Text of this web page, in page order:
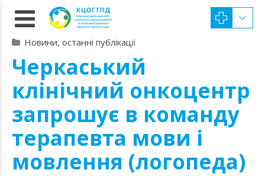
Новини, останні публікації
Черкаський
клінічний онкоцентр
запрошує в команду
терапевта мови і
мовлення (логопеда)